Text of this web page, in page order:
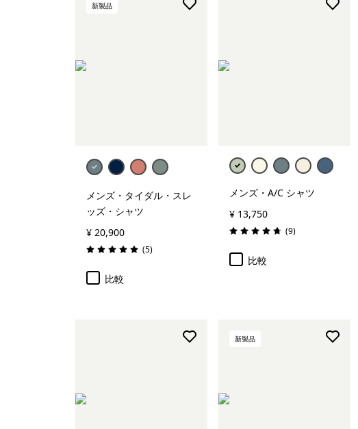
新製品
メンズ・タイダル・スレ
ッズ・シャツ
¥ 20,900
評価: 5.0 / 5 (5レビュー
)
比較
メンズ・A/C シャツ
¥ 13,750
評価: 4.8 / 5 (9レビュー
)
比較
新製品